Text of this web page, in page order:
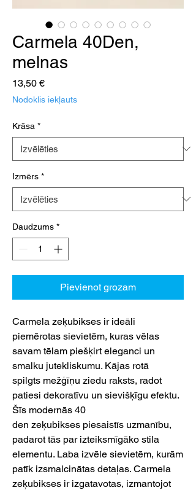
Carmela 40Den,
melnas
13,50 €Cena
Nodoklis iekļauts
Krāsa *
Izmērs *
Daudzums *
Pievienot grozam
Carmela zeķubikses ir ideāli
piemērotas sievietēm, kuras vēlas
savam tēlam piešķirt eleganci un
smalku jutekliskumu. Kājas rotā
spilgts mežģīņu ziedu raksts, radot
patiesi dekoratīvu un sievišķīgu efektu.
Šīs modernās 40
den zeķubikses piesaistīs uzmanību,
padarot tās par izteiksmīgāko stila
elementu. Laba izvēle sievietēm, kurām
patīk izsmalcinātas detaļas. Carmela
zeķubikses ir izgatavotas, izmantojot